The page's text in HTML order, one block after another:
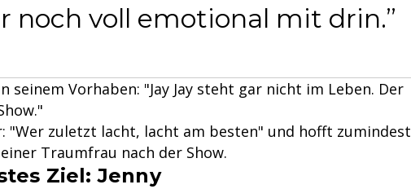
noch voll emotional mit drin.
seinem Vorhaben: "Jay Jay steht gar nicht im Leben. Der
"Wer zuletzt lacht, lacht am besten" und hofft zumindest
Traumfrau nach der Show.
Ziel: Jenny